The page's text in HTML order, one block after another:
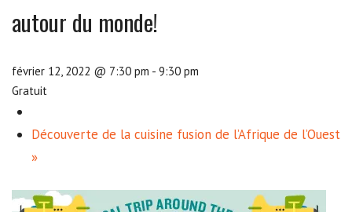
autour du monde!
février 12, 2022 @ 7:30 pm - 9:30 pm
Gratuit
Découverte de la cuisine fusion de l’Afrique de l’Ouest
»